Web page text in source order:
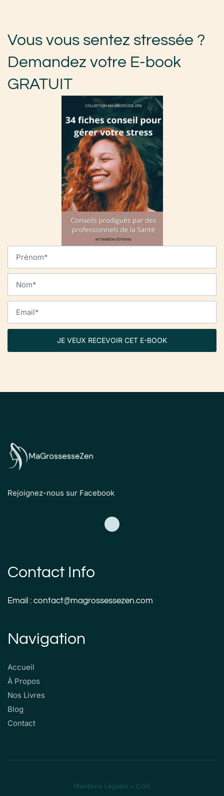
Vous vous sentez stressée ?
Demandez votre E-book
GRATUIT
JE VEUX RECEVOIR CET E-BOOK
Rejoignez-nous sur Facebook
Contact Info
Email : contact@magrossessezen.com
Navigation
Accueil
À Propos
Nos Livres
Blog
Contact
Mentions Légales – CGV